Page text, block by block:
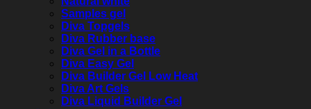
Samples gel
Diva Topgels
Diva Rubber base
Diva Gel in a Bottle
Diva Easy Gel
Diva Builder Gel Low Heat
Diva Art Gels
Diva Liquid Builder Gel